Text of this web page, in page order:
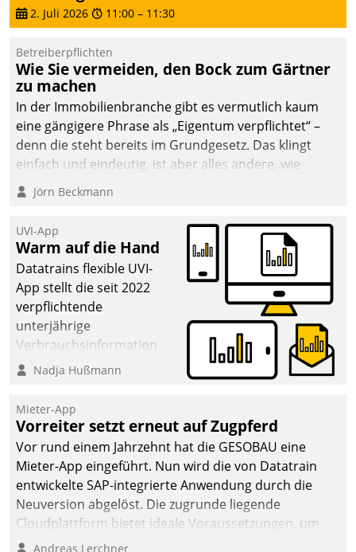
2. Juli 2026 11:00 – 11:30
Betreiberpflichten
Wie Sie vermeiden, den Bock zum Gärtner
zu machen
In der Immobilienbranche gibt es vermutlich kaum
eine gängigere Phrase als „Eigentum verpflichtet“ –
denn die steht bereits im Grundgesetz. Das klingt
einfach und eindeutig, ist aber alles andere, wie
Branchenbeschäftigte wissen. Denn mit der
Verantwortung folgen Verpflichtungen.
Jörn Beckmann
UVI-App
Warm auf die Hand
Datatrains flexible UVI-
App stellt die seit 2022
verpflichtende
unterjährige
Verbrauchsinformation
schnell, zuverlässig und
Die monatlichen
Mitteilungen zum
Heizungs- und
Wasserverbrauch gehen
automatisiert, vollständig
und auf Wunsch über
mehrere zuvor
Nadja Hußmann
Mieter-App
Vorreiter setzt erneut auf Zugpferd
Vor rund einem Jahrzehnt hat die GESOBAU eine
Mieter-App eingeführt. Nun wird die von Datatrain
entwickelte SAP-integrierte Anwendung durch die
Neuversion abgelöst. Die zugrunde liegende
Cloudplattform bietet ideale Voraussetzungen, um
die Funktionalität der App zu erweitern und weitere
Andreas Lerchner